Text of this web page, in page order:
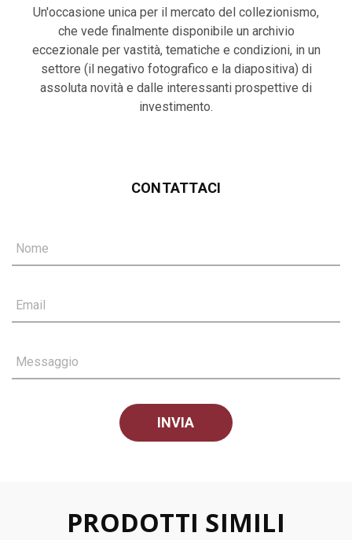
Un'occasione unica per il mercato del collezionismo,
che vede finalmente disponibile un archivio
eccezionale per vastità, tematiche e condizioni, in un
settore (il negativo fotografico e la diapositiva) di
assoluta novità e dalle interessanti prospettive di
investimento.
CONTATTACI
Nome
Email
Messaggio
PRODOTTI SIMILI